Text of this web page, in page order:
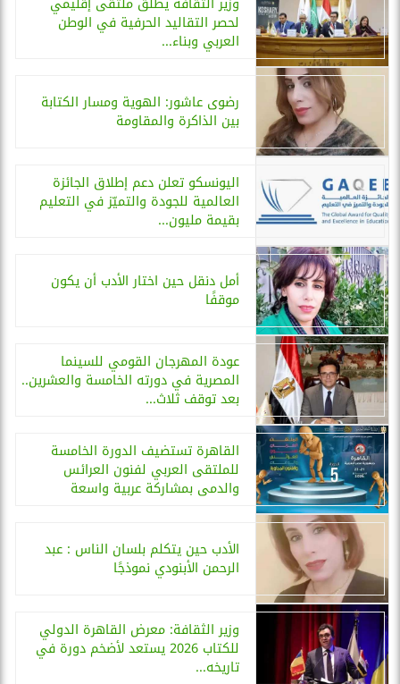
لحصر التقاليد الحرفية في الوطن
العربي وبناء...
رضوى عاشور: الهوية ومسار الكتابة
بين الذاكرة والمقاومة
اليونسكو تعلن دعم إطلاق الجائزة
العالمية للجودة والتميّز في التعليم
بقيمة مليون...
أمل دنقل حين اختار الأدب أن يكون
موقفًا
عودة المهرجان القومي للسينما
المصرية في دورته الخامسة والعشرين..
بعد توقف ثلاث...
القاهرة تستضيف الدورة الخامسة
للملتقى العربي لفنون العرائس
والدمى بمشاركة عربية واسعة
الأدب حين يتكلم بلسان الناس : عبد
الرحمن الأبنودي نموذجًا
وزير الثقافة: معرض القاهرة الدولي
للكتاب 2026 يستعد لأضخم دورة في
تاريخه...